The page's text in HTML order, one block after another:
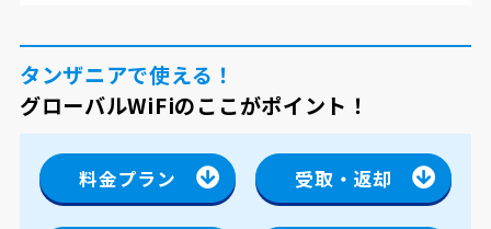
タンザニアで使える！
グローバルWiFiのここがポイント！
料金プラン 受取・返却